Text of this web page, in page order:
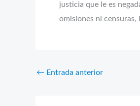
justicia que le es
omisiones ni censuras,
← Entrada anterior